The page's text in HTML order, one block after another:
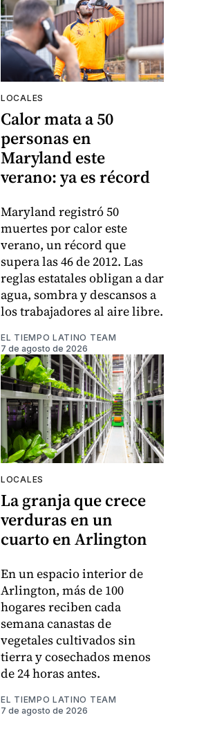
LOCALES
Calor mata a 50
personas en
Maryland este
verano: ya es récord
Maryland registró 50
muertes por calor este
verano, un récord que
supera las 46 de 2012. Las
reglas estatales obligan a dar
agua, sombra y descansos a
los trabajadores al aire libre.
EL TIEMPO LATINO TEAM
7 de agosto de 2026
LOCALES
La granja que crece
verduras en un
cuarto en Arlington
En un espacio interior de
Arlington, más de 100
hogares reciben cada
semana canastas de
vegetales cultivados sin
tierra y cosechados menos
de 24 horas antes.
EL TIEMPO LATINO TEAM
7 de agosto de 2026